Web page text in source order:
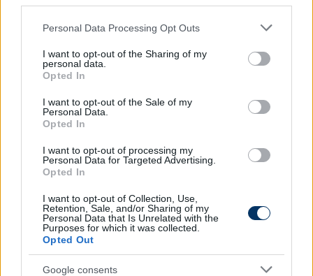
Please note that this website/app uses one or more Google
not limited to your visit or usage behaviour. You may click to
grant or deny consent to Google and its third-party tags to
use your data for below specified purposes in below Google
consent section.
Personal Data Processing Opt Outs
I want to opt-out of the Sharing of my
personal data.
Opted In
I want to opt-out of the Sale of my
Personal Data.
Opted In
I want to opt-out of processing my
Personal Data for Targeted Advertising.
Opted In
I want to opt-out of Collection, Use,
Retention, Sale, and/or Sharing of my
Personal Data that Is Unrelated with the
Purposes for which it was collected.
Opted Out
Google consents
Szintet lépnek: Két magyar
topmilliárdos a horvát élcsapat új
vezetésében
Megalakult a horvát élvonalbeli NK Osijek új
felügyelőbizottsága és elnököt is választottak. Az új
klubvezetésben több, a magyar labdarúgásban is